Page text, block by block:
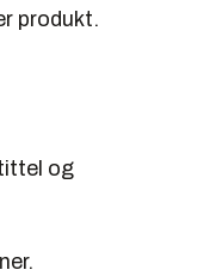
produkt.
og